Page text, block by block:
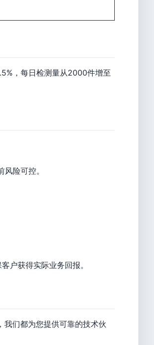
，每日检测量从2000件增至
险可控。
户获得实际业务回报。
我们都为您提供可靠的技术伙